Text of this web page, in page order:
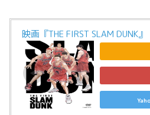
映画『THE FIRST SLAM DUNK』